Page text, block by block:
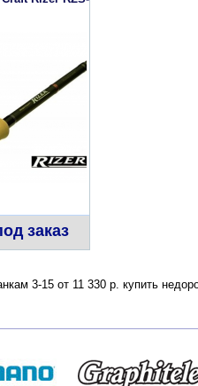
заказ
3-15 от 11 330 р. купить